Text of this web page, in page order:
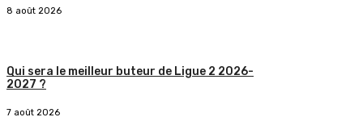
8 août 2026
Qui sera le meilleur buteur de Ligue 2 2026-
2027 ?
7 août 2026